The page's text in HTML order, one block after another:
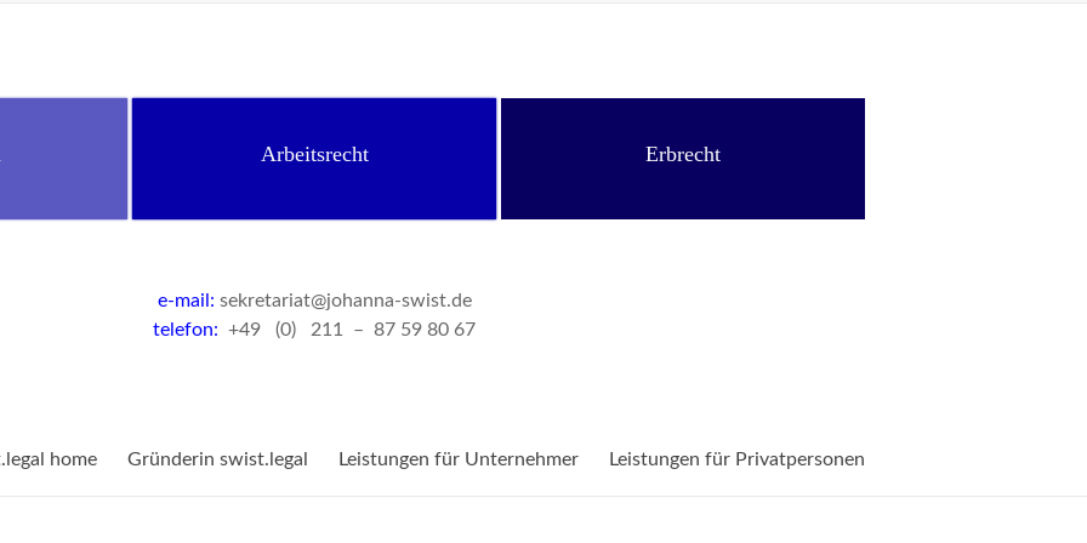
Arbeitsrecht Erbrecht
e-mail: sekretariat@johanna-swist.de
telefon: +49 (0) 211 – 87 59 80 67
home Gründerin swist.legal Leistungen für Unternehmer Leistungen für Privatpersonen